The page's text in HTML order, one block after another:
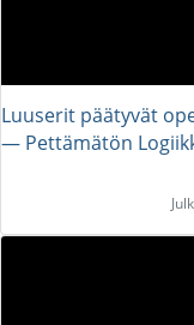
Luuserit päätyvät
― Pettämätön